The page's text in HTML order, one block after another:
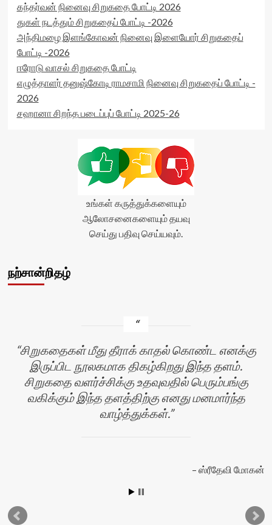
கந்தர்வன் நினைவு சிறுகதை போட்டி 2026
துகள் நடத்தும் சிறுகதைப் போட்டி -2026
அந்திமழை இளங்கோவன் நினைவு இளையோர் சிறுகதைப்
போட்டி -2026
ஈரோடு வாசல் சிறுகதை போட்டி
எழுத்தாளர் தனுஷ்கோடி ராமசாமி நினைவு சிறுகதைப் போட்டி -
2026
சஹானா சிறந்த படைப்புப் போட்டி 2025-26
உங்கள் கருத்துக்களையும்
ஆலோசனைகளையும் தயவு
செய்து பதிவு செய்யவும்.
நற்சான்றிதழ்
சிறுகதைகள் மீது தீராக் காதல் கொண்ட எனக்கு
இருப்பிட நூலகமாக திகழ்கிறது இந்த தளம்.
சிறுகதை வளர்ச்சிக்கு உதவுவதில் பெரும்பங்கு
வகிக்கும் இந்த தளத்திற்கு எனது மனமார்ந்த
வாழ்த்துக்கள்.
ஸ்ரீதேவி மோகன்